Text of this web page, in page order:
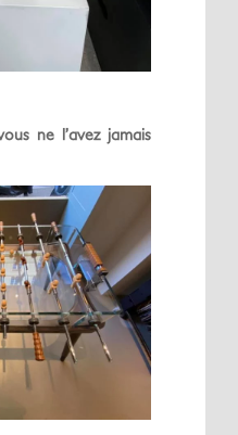
ne l’avez jamais